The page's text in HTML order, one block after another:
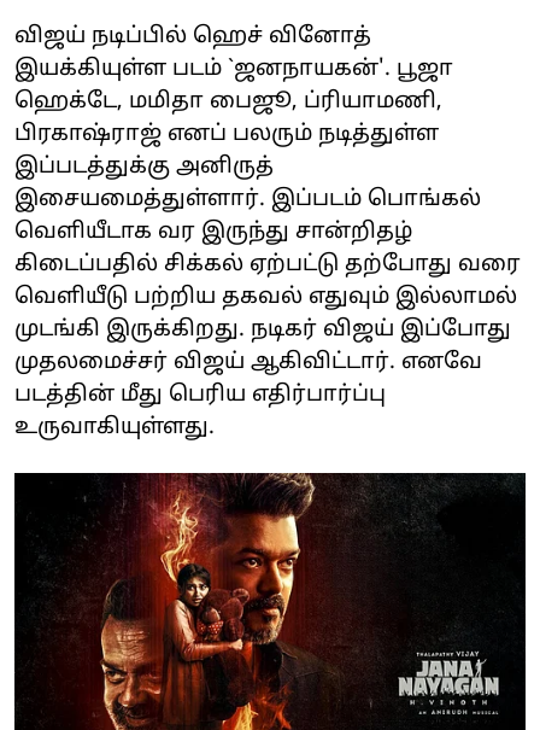
விஜய் நடிப்பில் ஹெச் வினோத்
இயக்கியுள்ள படம் `ஜனநாயகன்'. பூஜா
ஹெக்டே, மமிதா பைஜூ, ப்ரியாமணி,
பிரகாஷ்ராஜ் எனப் பலரும் நடித்துள்ள
இப்படத்துக்கு அனிருத்
இசையமைத்துள்ளார். இப்படம் பொங்கல்
வெளியீடாக வர இருந்து சான்றிதழ்
கிடைப்பதில் சிக்கல் ஏற்பட்டு தற்போது வரை
வெளியீடு பற்றிய தகவல் எதுவும் இல்லாமல்
முடங்கி இருக்கிறது. நடிகர் விஜய் இப்போது
முதலமைச்சர் விஜய் ஆகிவிட்டார். எனவே
படத்தின் மீது பெரிய எதிர்பார்ப்பு
உருவாகியுள்ளது.